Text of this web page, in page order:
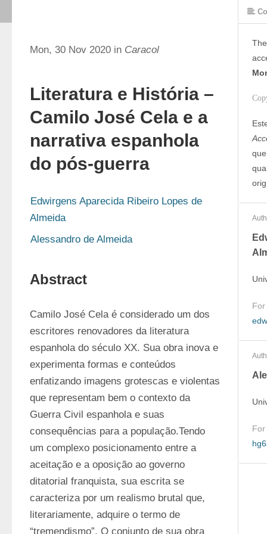
Mon, 30 Nov 2020 in Caracol
Literatura e História –
Camilo José Cela e a
narrativa espanhola
do pós-guerra
Edwirgens Aparecida Ribeiro Lopes de
Almeida
Alessandro de Almeida
Abstract
Camilo José Cela é considerado um dos
escritores renovadores da literatura
espanhola do século XX. Sua obra inova e
experimenta formas e conteúdos
enfatizando imagens grotescas e violentas
que representam bem o contexto da
Guerra Civil espanhola e suas
consequências para a população.Tendo
um complexo posicionamento entre a
aceitação e a oposição ao governo
ditatorial franquista, sua escrita se
caracteriza por um realismo brutal que,
literariamente, adquire o termo de
“tremendismo”. O conjunto de sua obra